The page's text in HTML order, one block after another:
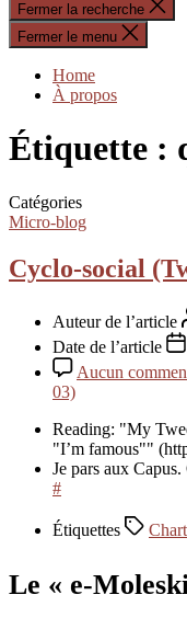
Fermer la recherche
Fermer le menu
Home
À propos
Étiquette :
Catégories
Micro-blog
Cyclo-social
Auteur de l’article
Date de l’article
Aucun
03)
Reading: "My
"I’m famous""
Je pars aux
#
Étiquettes
Le « e-